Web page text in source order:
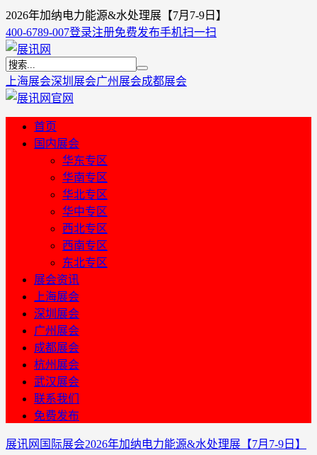
2026年加纳电力能源&水处理展【7月7-9日】
400-6789-007登录注册免费发布手机扫一扫
上海展会深圳展会广州展会成都展会
首页
国内展会
华东专区
华南专区
华北专区
华中专区
西北专区
西南专区
东北专区
展会资讯
上海展会
深圳展会
广州展会
成都展会
杭州展会
武汉展会
联系我们
免费发布
展讯网 国际展会2026年加纳电力能源&水处理展【7月7-9日】